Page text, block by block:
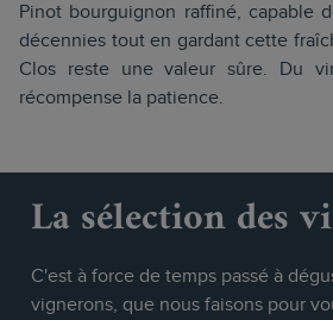
Pinot bourguignon raffiné, capable
décennies tout en gardant cette
Clos reste une valeur sûre. Du
récompense la patience.
La sélection des
C'est à force de temps passé à
vignerons, que nous faisons pour